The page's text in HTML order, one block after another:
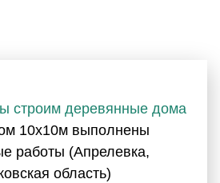
строим деревянные дома
10х10м выполнены
работы (Апрелевка,
область)